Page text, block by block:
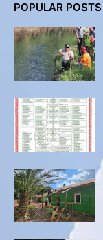
POPULAR POSTS